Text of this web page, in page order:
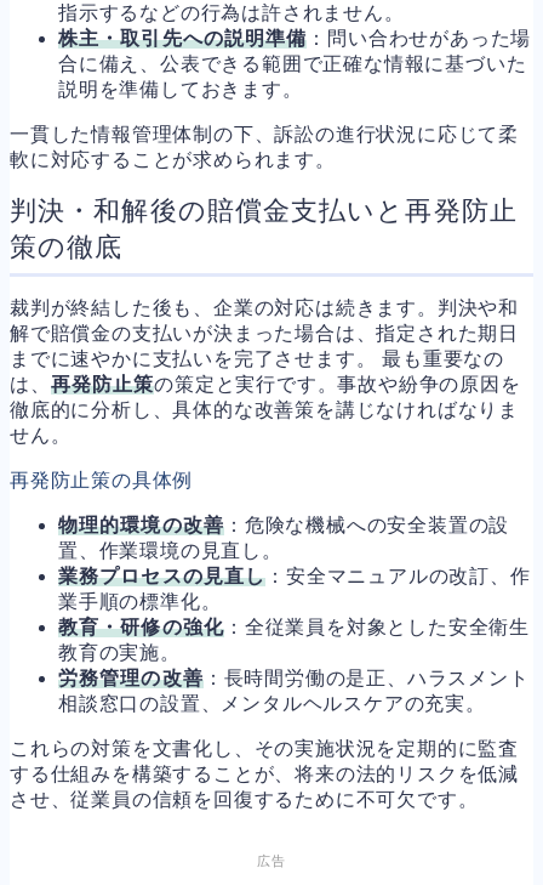
指示するなどの行為は許されません。
株主・取引先への説明準備 ：問い合わせがあった場
合に備え、公表できる範囲で正確な情報に基づいた
説明を準備しておきます。
一貫した情報管理体制の下、訴訟の進行状況に応じて柔
軟に対応することが求められます。
判決・和解後の賠償金支払いと再発防止
策の徹底
裁判が終結した後も、企業の対応は続きます。判決や和
解で賠償金の支払いが決まった場合は、指定された期日
までに速やかに支払いを完了させます。 最も重要なの
は、 再発防止策の策定と実行です。事故や紛争の原因を
徹底的に分析し、具体的な改善策を講じなければなりま
せん。
再発防止策の具体例
物理的環境の改善：危険な機械への安全装置の設
置、作業環境の見直し。
業務プロセスの見直し ：安全マニュアルの改訂、作
業手順の標準化。
教育・研修の強化：全従業員を対象とした安全衛生
教育の実施。
労務管理の改善：長時間労働の是正、ハラスメント
相談窓口の設置、メンタルヘルスケアの充実。
これらの対策を文書化し、その実施状況を定期的に監査
する仕組みを構築することが、将来の法的リスクを低減
させ、従業員の信頼を回復するために不可欠です。
広告